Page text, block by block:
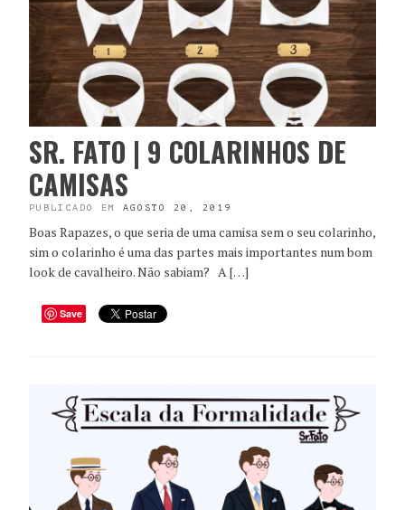
SR. FATO | 9 COLARINHOS DE
CAMISAS
PUBLICADO EM AGOSTO 20, 2019
Boas Rapazes, o que seria de uma camisa sem o seu colarinho,
sim o colarinho é uma das partes mais importantes num bom
look de cavalheiro. Não sabiam? A […]
Save